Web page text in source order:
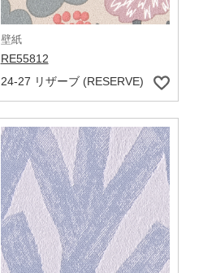
壁紙
RE55812
24-27 リザーブ (RESERVE)